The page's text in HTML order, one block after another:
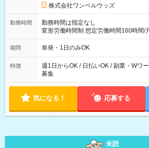
株式会社ワンベルウッズ
勤務時間
勤務時間は指定なし
変形労働時間制 想定労働時間160時間/月 【シフト例】 ・8：
～21：00
期間 単発・1日のみOK
特徴
週1日からOK / 日払いOK / 副業・Wワ
募集
気になる！ 応募する
未読